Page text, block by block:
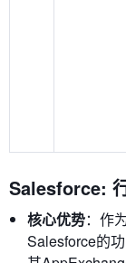
Salesforce:
核心优势：作
Salesforce的